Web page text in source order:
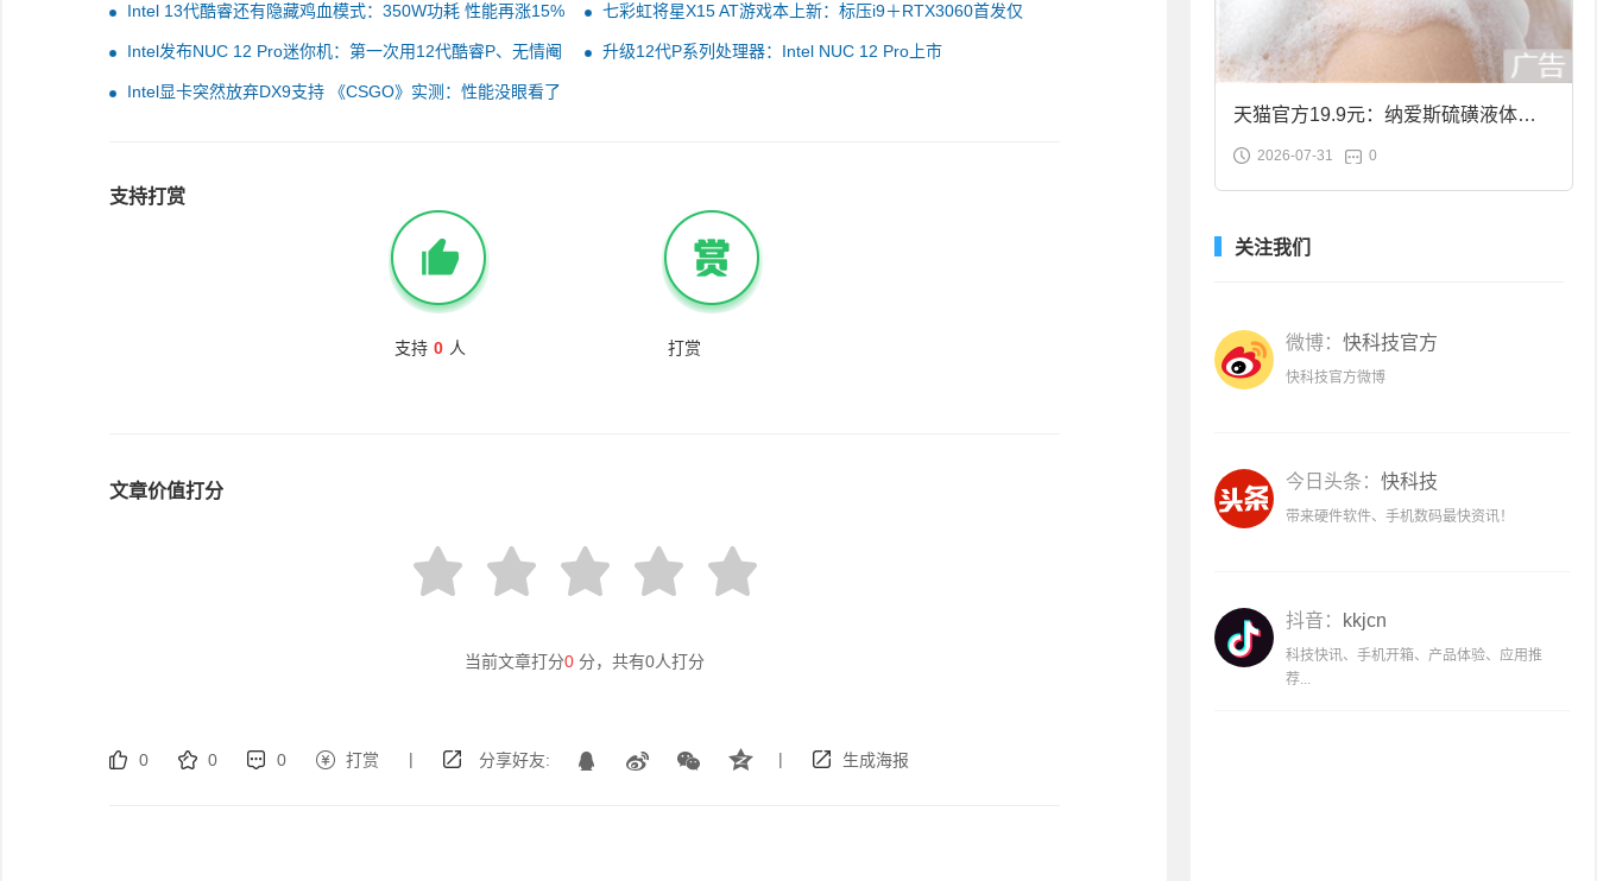
Intel 13代酷睿还有隐藏鸡血模式：350W功耗 性能再涨15%
七彩虹将星X15 AT游戏本上新：标压i9＋RTX3060首发仅
7299元
Intel发布NUC 12 Pro迷你机：第一次用12代酷睿P、无情阉
升级12代P系列处理器：Intel NUC 12 Pro上市
Intel显卡突然放弃DX9支持 《CSGO》实测：性能没眼看了
支持打赏
支持 0 人 打赏
文章价值打分
当前文章打分0 分，共有0人打分
0 0 0 打赏 | 分享好友: | 生成海报
天猫官方19.9元：纳爱斯硫磺液体香
皂2斤大促
2026-07-31 0
关注我们
微博： 快科技官方
快科技官方微博
今日头条： 快科技
带来硬件软件、手机数码最快资讯！
抖音： kkjcn
科技快讯、手机开箱、产品体验、应用推
荐...